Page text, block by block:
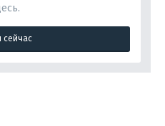
сейчас